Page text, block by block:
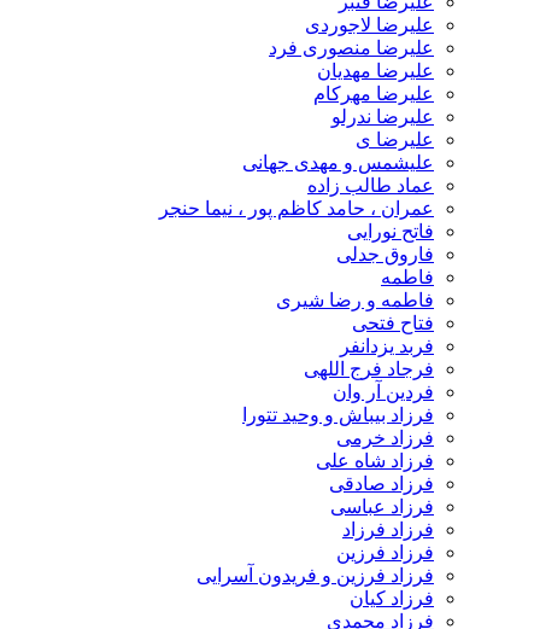
علیرضا لاجوردی
علیرضا منصوری فرد
علیرضا مهدیان
علیرضا مهرکام
علیرضا ندرلو
علیرضا ی
علیشمس و مهدی جهانی
عماد طالب زاده
عمران ، حامد کاظم پور ، نیما حنجر
فاتح نورایی
فاروق جدلی
فاطمه
فاطمه و رضا شیری
فتاح فتحی
فربد یزدانفر
فرجاد فرج اللهی
فردین آر وان
فرزاد بیباش و وحید تتورا
فرزاد خرمی
فرزاد شاه علی
فرزاد صادقی
فرزاد عباسی
فرزاد فرزاد
فرزاد فرزین
فرزاد فرزین و فریدون آسرایی
فرزاد کیان
فرزاد محمدی